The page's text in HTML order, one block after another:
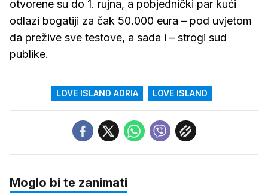
otvorene su do 1. rujna, a pobjednički par kući
odlazi bogatiji za čak 50.000 eura – pod uvjetom
da prežive sve testove, a sada i – strogi sud
publike.
LOVE ISLAND ADRIA LOVE ISLAND
Moglo bi te zanimati